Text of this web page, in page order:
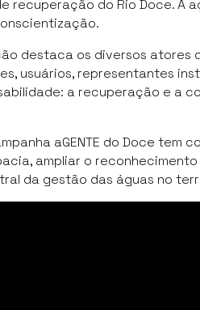
recuperação do Rio Doce. A
destaca os diversos atores
usuários, representantes
a recuperação e a
aGENTE do Doce
ampliar o
da gestão das águas no